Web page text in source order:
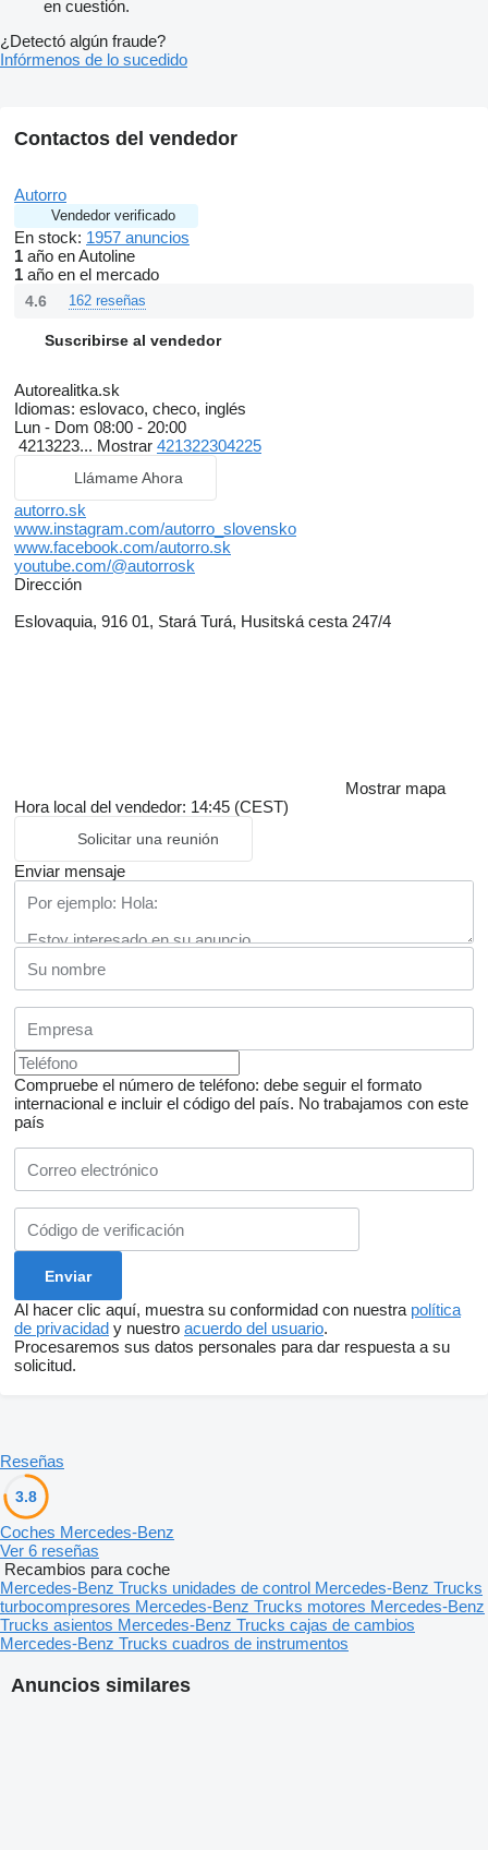
nemusíte riešiť jeho predaj – vezmeme ho od vás priamo do
protihodnoty. Stačí
keď s ním prídete k nám
my ho ohodnotíme a jeho cenu vám odpočítame z hodnoty
– odchádzate rovno na novom aute bez zbytočného
vybavovania
EČV: BB642GP. EK platná do: 2027-09-11. STK platná do:
2027-09-11
en cuestión.
¿Detectó algún fraude?
Infórmenos de lo sucedido
Contactos del vendedor
Autorro
Vendedor verificado
En stock: 1957 anuncios
1 año en Autoline
1 año en el mercado
4.6 162 reseñas
Suscribirse al vendedor
Autorealitka.sk
Idiomas: eslovaco, checo, inglés
Lun - Dom 08:00 - 20:00
4213223... Mostrar 421322304225
Llámame Ahora
autorro.sk
www.instagram.com/autorro_slovensko
www.facebook.com/autorro.sk
youtube.com/@autorrosk
Dirección
Eslovaquia, 916 01, Stará Turá, Husitská cesta 247/4
Mostrar mapa
Hora local del vendedor: 14:45 (CEST)
Solicitar una reunión
Enviar mensaje
Compruebe el número de teléfono: debe seguir el formato
internacional e incluir el código del país. No trabajamos con este
país
Al hacer clic aquí, muestra su conformidad con nuestra política
de privacidad y nuestro acuerdo del usuario.
Procesaremos sus datos personales para dar respuesta a su
solicitud.
Anuncios similares
Reseñas
3.8
Coches Mercedes-Benz
Ver 6 reseñas
Recambios para coche
Mercedes-Benz Trucks unidades de control Mercedes-Benz Trucks
turbocompresores Mercedes-Benz Trucks motores Mercedes-Benz
Trucks asientos Mercedes-Benz Trucks cajas de cambios
Mercedes-Benz Trucks cuadros de instrumentos